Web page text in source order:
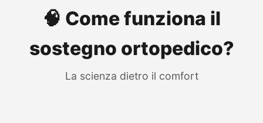
🧠 Come funziona il
sostegno ortopedico?
La scienza dietro il comfort